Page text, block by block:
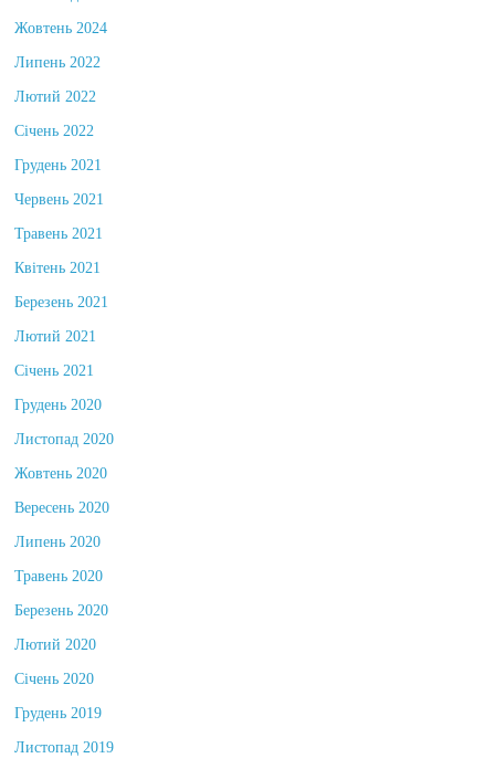
Жовтень 2024
Липень 2022
Лютий 2022
Січень 2022
Грудень 2021
Червень 2021
Травень 2021
Квітень 2021
Березень 2021
Лютий 2021
Січень 2021
Грудень 2020
Листопад 2020
Жовтень 2020
Вересень 2020
Липень 2020
Травень 2020
Березень 2020
Лютий 2020
Січень 2020
Грудень 2019
Листопад 2019